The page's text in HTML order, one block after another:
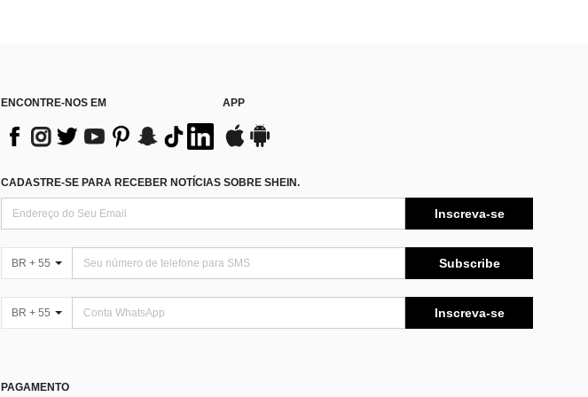
ENCONTRE-NOS EM APP
CADASTRE-SE PARA RECEBER NOTÍCIAS SOBRE SHEIN.
Inscreva-se
BR + 55 Subscribe
BR + 55 Inscreva-se
PAGAMENTO